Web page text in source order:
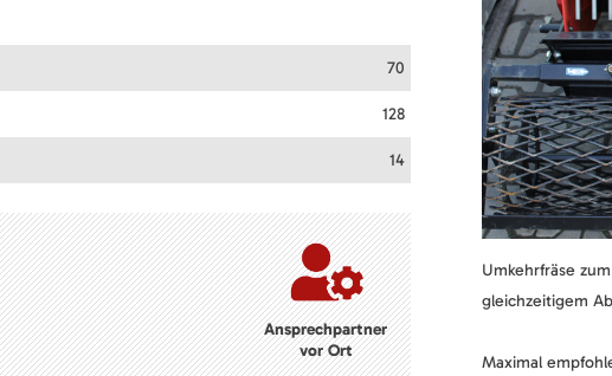
70
128
14
Ansprechpartner
vor Ort
Umkehrfräse
gleichzeitigem
Maximal